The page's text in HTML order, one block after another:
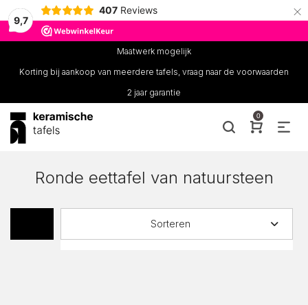
9,7
407 Reviews ×
Maatwerk mogelijk
Korting bij aankoop van meerdere tafels, vraag naar de voorwaarden
2 jaar garantie
0
Ronde eettafel van natuursteen
Sorteren